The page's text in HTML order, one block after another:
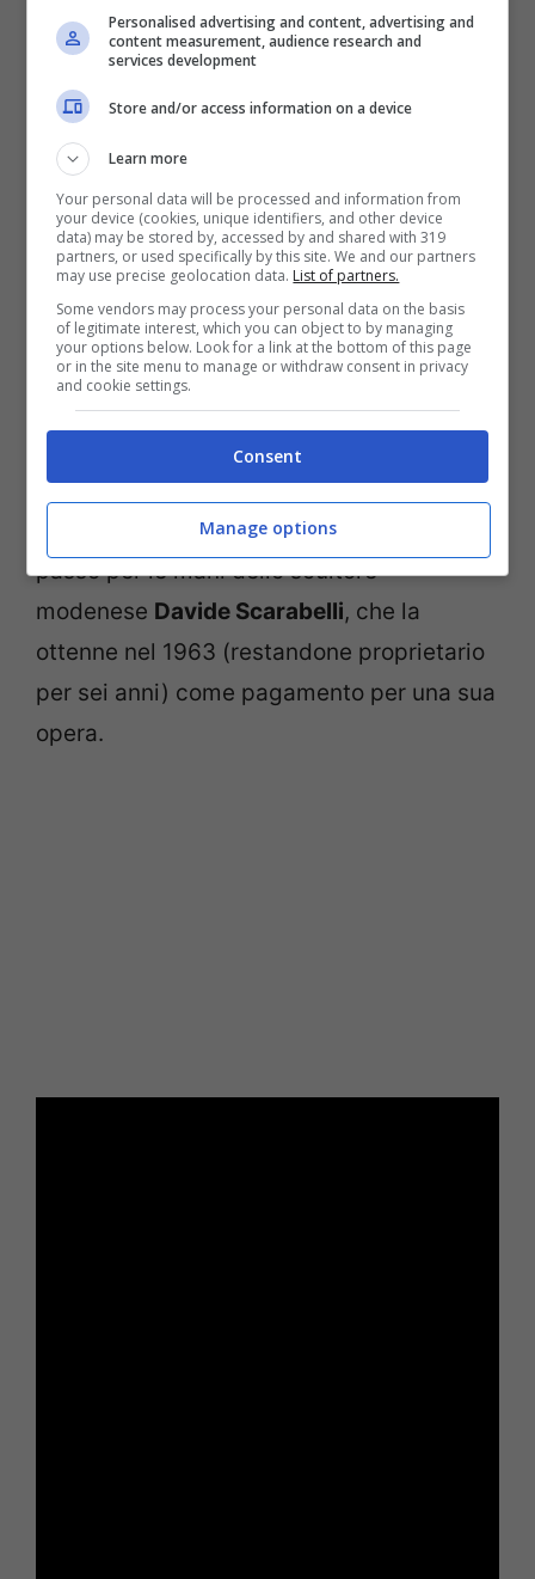
FIAT, la Topolino Barchetta
realizzata in un solo
esemplare
Sul fronte prestazionale, laFIATTopolino
Barchetta era sicuramente interessante,
soprattutto per l’epoca in cui fu
prodotta. La velocità massima toccava
quota 110 km/h, raggiunta a 4.200 giri al
minuto. Il primo possessore di questo
Emilio Franzini
Milano, e nel 1962 fu venduta aFranco
, originario di Modena. In seguito,
passò per le mani dello scultore
modenese Davide Scarabelli, che la
ottenne nel 1963 (restandone proprietario
per sei anni) come pagamento per una sua
opera.
Personalised advertising and content, advertising and
content measurement, audience research and
services development
Store and/or access information on a device
Learn more
Your personal data will be processed and information from
your device (cookies, unique identifiers, and other device
data) may be stored by, accessed by and shared with 319
partners, or used specifically by this site. We and our partners
may use precise geolocation data. List of partners.
Some vendors may process your personal data on the basis
of legitimate interest, which you can object to by managing
your options below. Look for a link at the bottom of this page
or in the site menu to manage or withdraw consent in privacy
and cookie settings.
Consent
Manage options